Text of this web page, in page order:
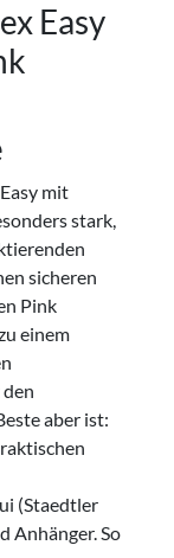
Easy
mit
stark,
sicheren
Pink
einem
aber ist:
(Staedtler
Anhänger. So